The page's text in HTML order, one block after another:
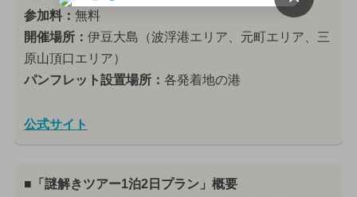
参加料： 無料
開催場所： 伊豆大島（波浮港エリア、元町エリア、三
原山頂口エリア）
パンフレット設置場所： 各発着地の港
公式サイト
■「謎解きツアー1泊2日プラン」概要